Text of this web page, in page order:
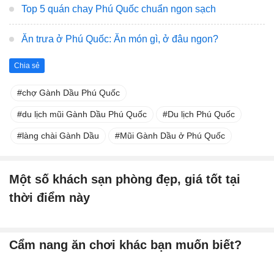
Top 5 quán chay Phú Quốc chuẩn ngon sạch
Ăn trưa ở Phú Quốc: Ăn món gì, ở đâu ngon?
Chia sẻ
chợ Gành Dầu Phú Quốc
du lịch mũi Gành Dầu Phú Quốc Du lịch Phú Quốc
làng chài Gành Dầu Mũi Gành Dầu ở Phú Quốc
Một số khách sạn phòng đẹp, giá tốt tại
thời điểm này
Cẩm nang ăn chơi khác bạn muốn biết?